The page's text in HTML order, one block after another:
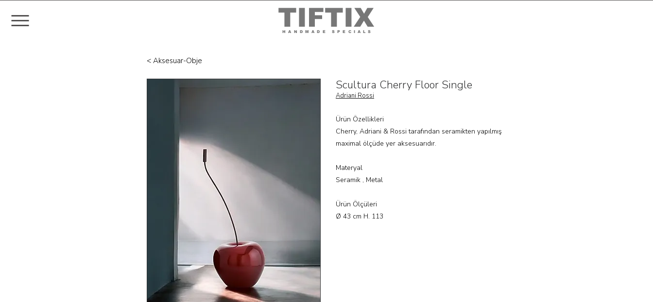
TIFTIX
HANDMADE SPECIALS
< Aksesuar-Obje
Scultura Cherry Floor Single
Adriani Rossi
Ürün Özellikleri
Cherry, Adriani & Rossi tarafından seramikten yapılmış
maximal ölçüde yer aksesuarıdır.
Materyal
Seramik , Metal
Ürün Ölçüleri
Ø 43 cm H. 113